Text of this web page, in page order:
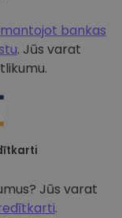
bankas
. Jūs varat
Jūs varat
.